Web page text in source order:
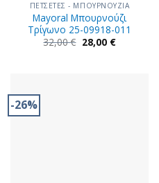
ΠΕΤΣΕΤΕΣ - ΜΠΟΥΡΝΟΥΖΙΑ
Mayoral Μπουρνούζι
Τρίγωνο 25-09918-011
32,00€ Original
price
28,00 €Η
τρέχουσα
-26%